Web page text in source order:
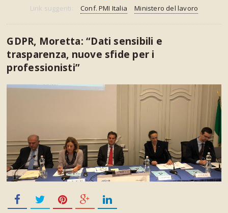
Link suggeriti: Conf. PMI Italia Ministero del lavoro
GDPR, Moretta: “Dati sensibili e
trasparenza, nuove sfide per i
professionisti”